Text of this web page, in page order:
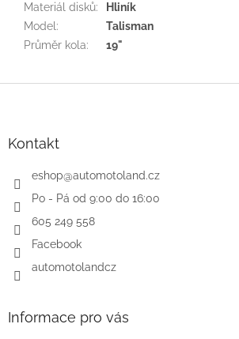
Materiál disků:
Hliník
Model :
Talisman
Průměr kola: 19"
Kontakt
eshop@automotoland.cz
Po - Pá od 9:00 do 16:00
605 249 558
Facebook
automotolandcz
Informace pro vás